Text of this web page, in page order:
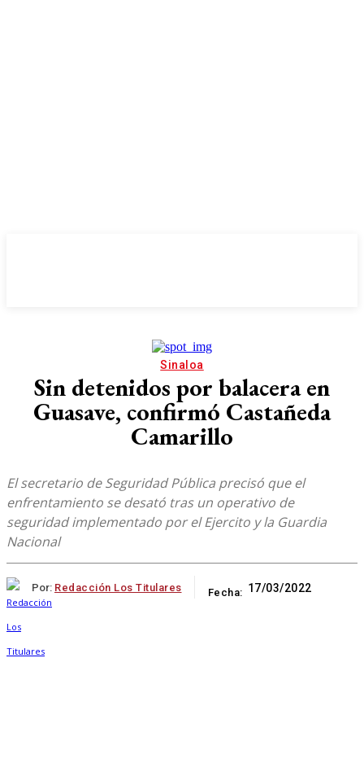
Sinaloa
Sin detenidos por balacera en
Guasave, confirmó Castañeda
Camarillo
El secretario de Seguridad Pública precisó que el
enfrentamiento se desató tras un operativo de
seguridad implementado por el Ejercito y la Guardia
Nacional
Por: Redacción Los Titulares Fecha: 17/03/2022